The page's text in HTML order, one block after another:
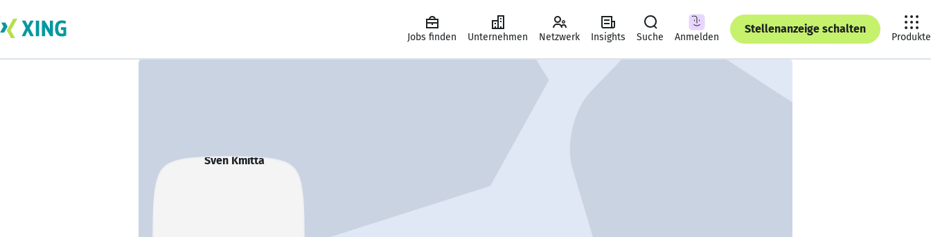
Jobs finden Unternehmen Netzwerk Insights Suche Anmelden
Stellenanzeige schalten
Produkte